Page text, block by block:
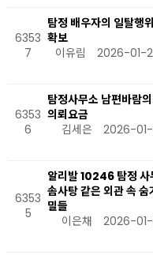
6353
7
탐정 배우자의 일탈행
확보
이유림
2026-01-
6353
6
탐정사무소 남편바람
의뢰요금
김세은
2026-
6353
5
알리발 10246 탐정 사
솜사탕 같은 외관 속 숨
밀들
이은채
2026-